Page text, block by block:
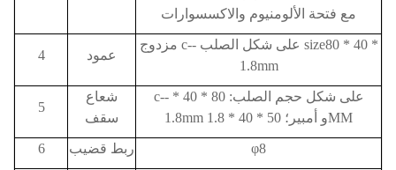
مع فتحة الألومنيوم والاكسسوارات
4 عمود
مزدوج c-- على شكل الصلب size80 * 40 *
1.8mm
5
شعاع
سقف
c-- على شكل حجم الصلب: 80 * 40 *
1.8mm و أمبير؛ 50 * 40 * 1.8MM
6 ربط قضيب φ8